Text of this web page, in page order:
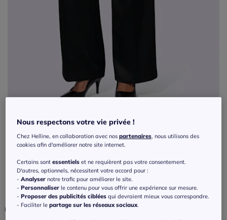
Pantalons plissés en satin avec ceinture à
nouer
Réf : 145.108.072 / 4
Couleur :noir
Nous respectons votre vie privée !
Chez Helline, en collaboration avec nospartenaires , nous utilisons des
cookies afin d'améliorer notre site internet.
Certains sontessentiels et ne requièrent pas votre consentement.
D'autres, optionnels, nécessitent votre accord pour :
-Analyser notre trafic pour améliorer le site.
-Personnaliser le contenu pour vous offrir une expérience sur mesure.
-Proposer des publicités ciblées qui devraient mieux vous correspondre.
- Faciliter lepartage sur les réseaux sociaux